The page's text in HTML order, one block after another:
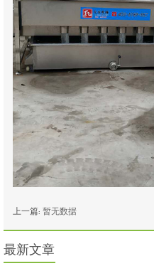
上一篇: 暂无数据
最新文章